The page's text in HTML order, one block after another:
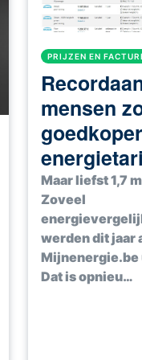
PRIJZEN EN
mensen
goedkoper
Maar liefst 1,7
Zoveel
werden dit jaar
Mijnenergie.be
Dat is opnieu…